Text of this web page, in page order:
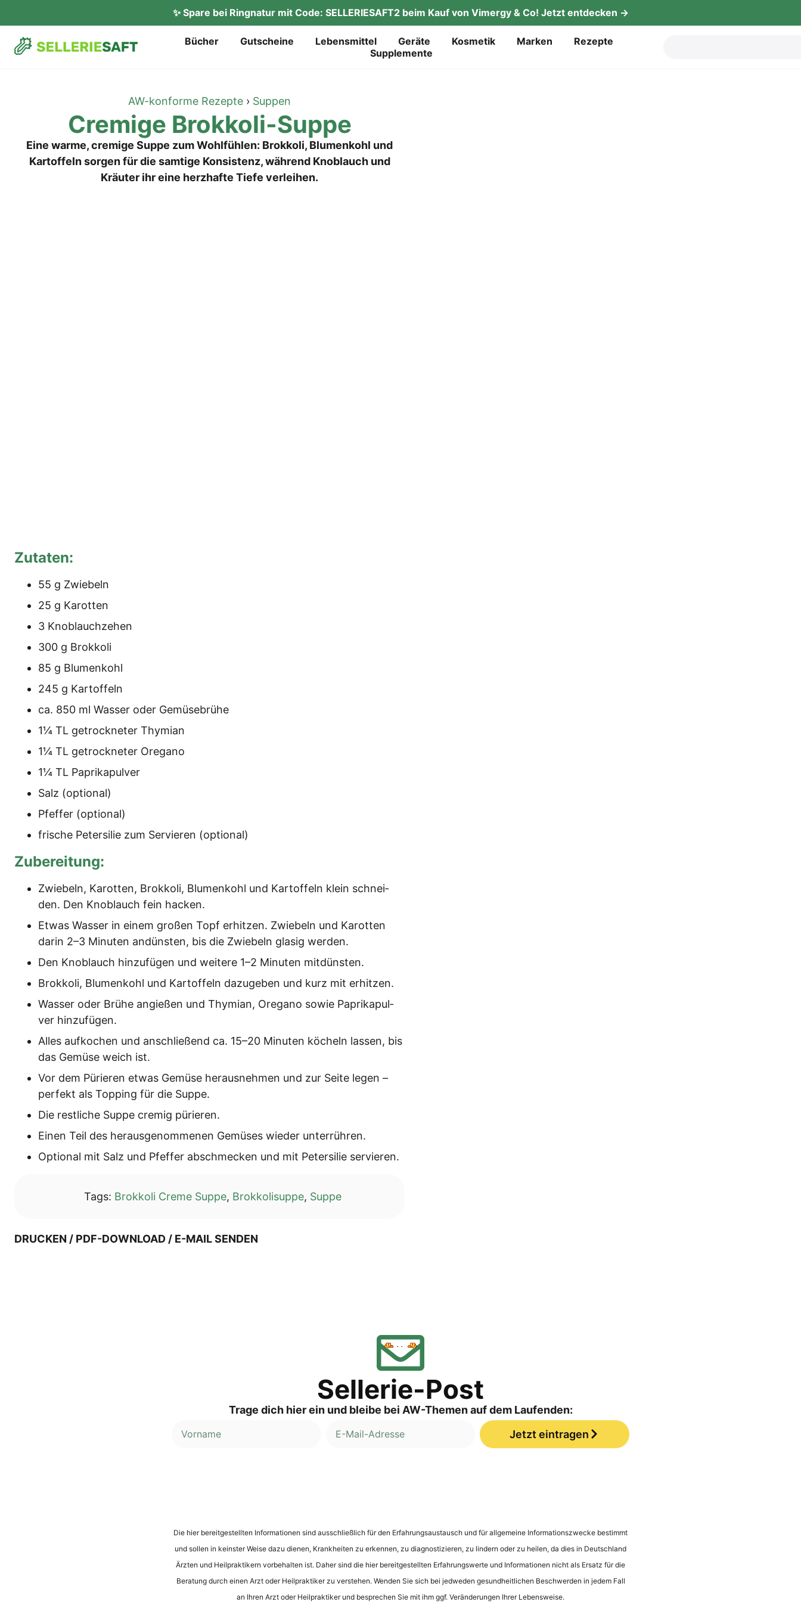
✨ Spare bei Ringnatur mit Code: SELLERIESAFT2 beim Kauf von Vimergy & Co! Jetzt entdecken →
Bücher Gut­schei­ne Lebens­mit­tel Gerä­te Kos­me­tik Mar­ken
Rezep­te
Sup­ple­men­te
AW-konforme Rezepte › Suppen
Cre­mi­ge Brokkoli-Suppe
Eine warme, cremige Suppe zum Wohlfühlen: Brokkoli, Blumenkohl und
Kartoffeln sorgen für die samtige Konsistenz, während Knoblauch und
Kräuter ihr eine herzhafte Tiefe verleihen.
Zuta­ten:
55 g Zwiebeln
25 g Karotten
3 Knob­lauch­ze­hen
300 g Brokkoli
85 g Blumenkohl
245 g Kartoffeln
ca. 850 ml Was­ser oder Gemüsebrühe
1¼ TL getrock­ne­ter Thymian
1¼ TL getrock­ne­ter Oregano
1¼ TL Paprikapulver
Salz (optio­nal)
Pfef­fer (optio­nal)
fri­sche Peter­si­lie zum Ser­vie­ren (optio­nal)
Zube­rei­tung:
Zwie­beln, Karot­ten, Brok­ko­li, Blu­men­kohl und Kar­tof­feln klein schnei­
den. Den Knob­lauch fein hacken.
Etwas Was­ser in einem gro­ßen Topf erhit­zen. Zwie­beln und Karot­ten
dar­in 2–3 Minu­ten andüns­ten, bis die Zwie­beln gla­sig werden.
Den Knob­lauch hin­zu­fü­gen und wei­te­re 1–2 Minu­ten mitdünsten.
Brok­ko­li, Blu­men­kohl und Kar­tof­feln dazu­ge­ben und kurz mit erhitzen.
Was­ser oder Brü­he angie­ßen und Thy­mi­an, Ore­ga­no sowie Papri­ka­pul­
ver hinzufügen.
Alles auf­ko­chen und anschlie­ßend ca. 15–20 Minu­ten köcheln las­sen, bis
das Gemü­se weich ist.
Vor dem Pürie­ren etwas Gemü­se her­aus­neh­men und zur Sei­te legen –
per­fekt als Top­ping für die Suppe.
Die rest­li­che Sup­pe cre­mig pürieren.
Einen Teil des her­aus­ge­nom­me­nen Gemü­ses wie­der unterrühren.
Optio­nal mit Salz und Pfef­fer abschme­cken und mit Peter­si­lie servieren.
Tags: Brokkoli Creme Suppe, Brokkolisuppe, Suppe
DRUCKEN / PDF-DOWNLOAD / E-MAIL SENDEN
Sellerie-Post
Trage dich hier ein und bleibe bei AW-Themen auf dem Laufenden:
Jetzt eintragen
Die hier bereitgestellten Informationen sind ausschließlich für den Erfahrungsaustausch und für allgemeine Informationszwecke bestimmt
und sollen in keinster Weise dazu dienen, Krankheiten zu erkennen, zu diagnostizieren, zu lindern oder zu heilen, da dies in Deutschland
Ärzten und Heilpraktikern vorbehalten ist. Daher sind die hier bereitgestellten Erfahrungswerte und Informationen nicht als Ersatz für die
Beratung durch einen Arzt oder Heilpraktiker zu verstehen. Wenden Sie sich bei jedweden gesundheitlichen Beschwerden in jedem Fall
an Ihren Arzt oder Heilpraktiker und besprechen Sie mit ihm ggf. Veränderungen Ihrer Lebensweise.